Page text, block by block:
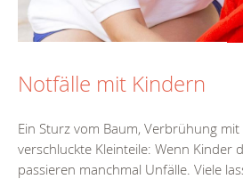
Notfälle mit Kindern
Ein Sturz vom Baum, Verbrühung
verschluckte Kleinteile: Wenn Kinder
passieren manchmal Unfälle. Viele